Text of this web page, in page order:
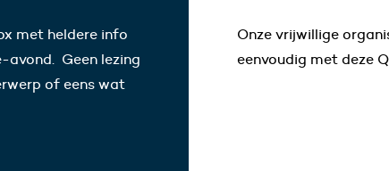
met heldere info
avond. Geen lezing
of eens wat
Onze vrijwillige
eenvoudig met deze